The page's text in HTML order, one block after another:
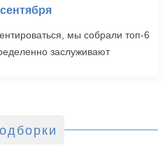
мы собрали топ-6
заслуживают